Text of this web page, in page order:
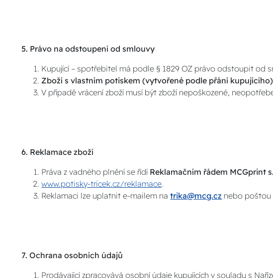
5. Právo na odstoupení od smlouvy
Kupující – spotřebitel má podle § 1829 OZ právo odstoupit od
Zboží s vlastním potiskem (vytvořené podle přání kupujícího)
V případě vrácení zboží musí být zboží nepoškozené,
6. Reklamace zboží
Práva z vadného plnění se řídí Reklamačním řádem MCGprint
www.potisky-tricek.cz/reklamace.
Reklamaci lze uplatnit e-mailem natrika@mcg.cz nebo poštou
7. Ochrana osobních údajů
Prodávající zpracovává osobní údaje kupujících v souladu s